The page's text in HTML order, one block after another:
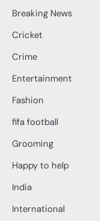
Breaking News
Cricket
Crime
Entertainment
Fashion
fifa football
Grooming
Happy to help
India
International